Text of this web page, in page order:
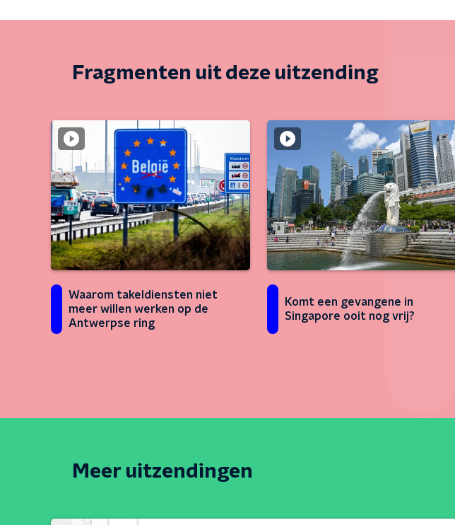
Fragmenten uit deze uitzending
Waarom takeldiensten niet
meer willen werken op de
Antwerpse ring
Komt een gevangene in
Singapore ooit nog vrij?
Meer uitzendingen